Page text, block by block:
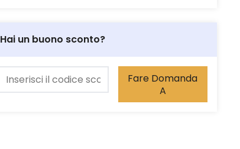
Hai un buono sconto?
Fare Domanda
A